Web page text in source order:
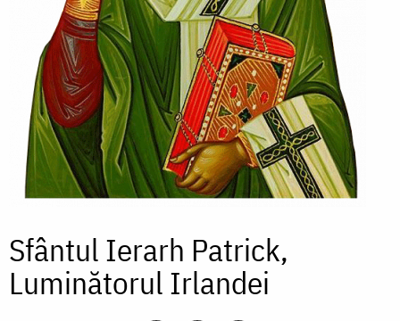
Sfântul Ierarh Patrick,
Luminătorul Irlandei